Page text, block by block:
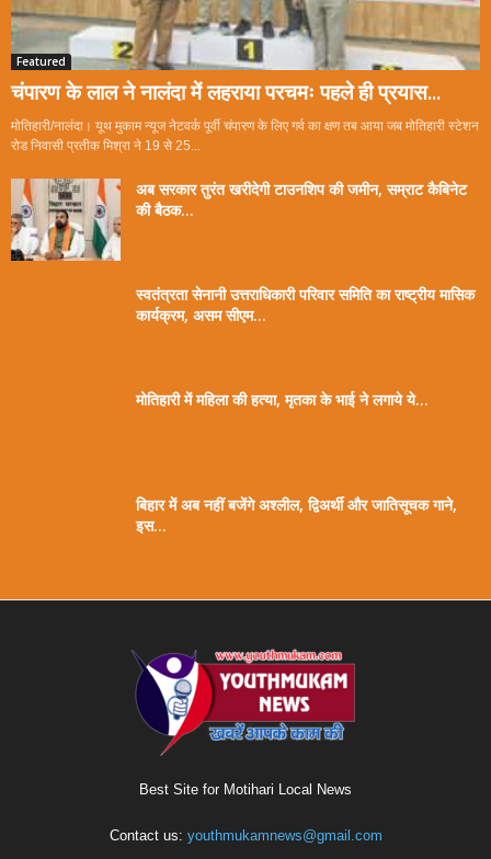
Featured
चंपारण के लाल ने नालंदा में लहराया परचमः पहले ही प्रयास...
मोतिहारी/नालंदा। यूथ मुकाम न्यूज नेटवर्क पूर्वी चंपारण के लिए गर्व का क्षण तब आया जब मोतिहारी स्टेशन
रोड निवासी प्रतीक मिश्रा ने 19 से 25...
अब सरकार तुरंत खरीदेगी टाउनशिप की जमीन, सम्राट कैबिनेट
की बैठक...
स्वतंत्रता सेनानी उत्तराधिकारी परिवार समिति का राष्ट्रीय मासिक
कार्यक्रम, असम सीएम...
मोतिहारी में महिला की हत्या, मृतका के भाई ने लगाये ये...
बिहार में अब नहीं बजेंगे अश्लील, द्विअर्थी और जातिसूचक गाने,
इस...
Best Site for Motihari Local News
Contact us: youthmukamnews@gmail.com